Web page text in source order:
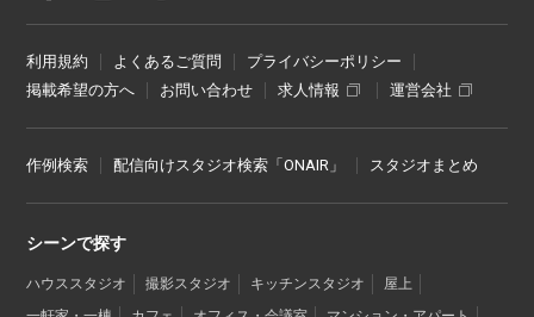
利用規約 よくあるご質問
プライバシーポリシー
掲載希望の方へ
お問い合わせ 求人情報 運営会社
作例検索 配信向けスタジオ検索「ONAIR」 スタジオまとめ
シーンで探す
ハウススタジオ 撮影スタジオ キッチンスタジオ
屋上